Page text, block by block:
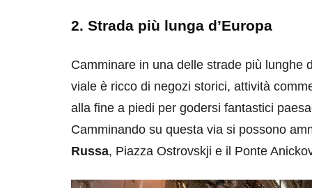
2. Strada più lunga d’Europa
Camminare in una delle strade più lunghe
viale è ricco di negozi storici, attività
alla fine a piedi per godersi fantastici
Camminando su questa via si possono
Russa, Piazza Ostrovskji e il Ponte